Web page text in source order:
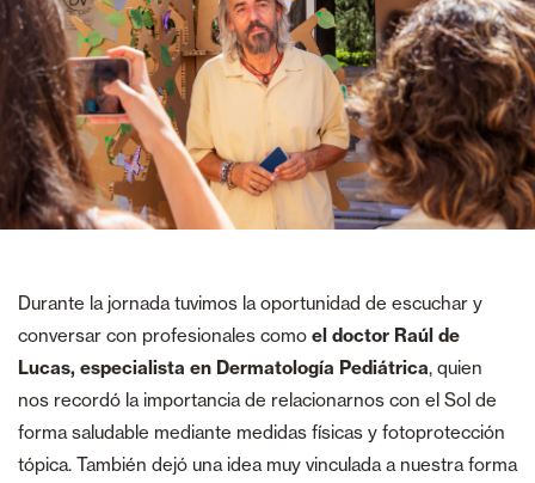
Durante la jornada tuvimos la oportunidad de escuchar y
conversar con profesionales como el doctor Raúl de
Lucas, especialista en Dermatología Pediátrica, quien
nos recordó la importancia de relacionarnos con el Sol de
forma saludable mediante medidas físicas y fotoprotección
tópica. También dejó una idea muy vinculada a nuestra forma